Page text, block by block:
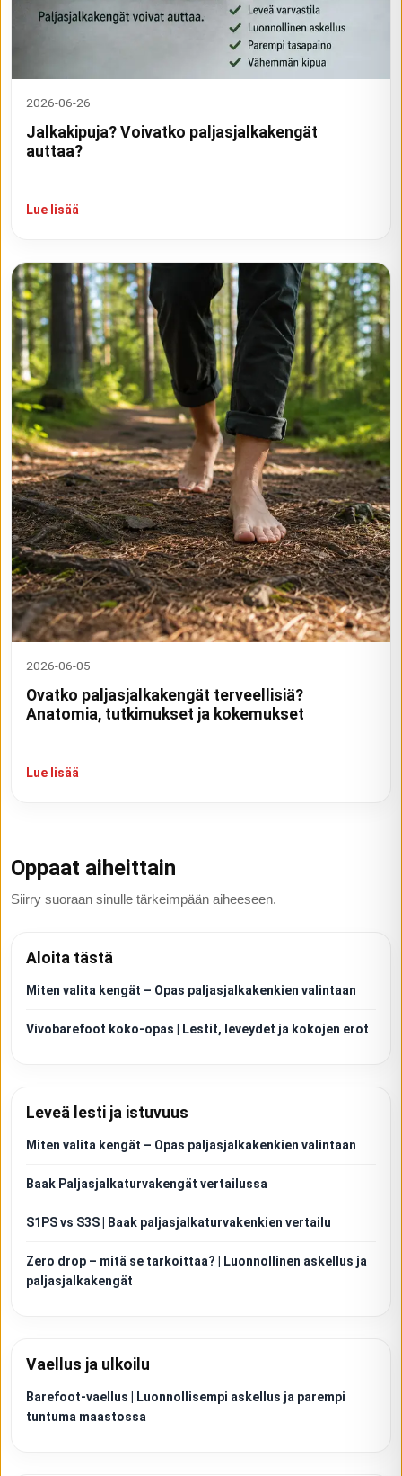
2026-06-26
Jalkakipuja? Voivatko paljasjalkakengät
auttaa?
Lue lisää
2026-06-05
Ovatko paljasjalkakengät terveellisiä?
Anatomia, tutkimukset ja kokemukset
Lue lisää
Oppaat aiheittain
Siirry suoraan sinulle tärkeimpään aiheeseen.
Aloita tästä
Miten valita kengät – Opas paljasjalkakenkien valintaan
Vivobarefoot koko-opas | Lestit, leveydet ja kokojen erot
Leveä lesti ja istuvuus
Miten valita kengät – Opas paljasjalkakenkien valintaan
Baak Paljasjalkaturvakengät vertailussa
S1PS vs S3S | Baak paljasjalkaturvakenkien vertailu
Zero drop – mitä se tarkoittaa? | Luonnollinen askellus ja
paljasjalkakengät
Vaellus ja ulkoilu
Barefoot-vaellus | Luonnollisempi askellus ja parempi
tuntuma maastossa